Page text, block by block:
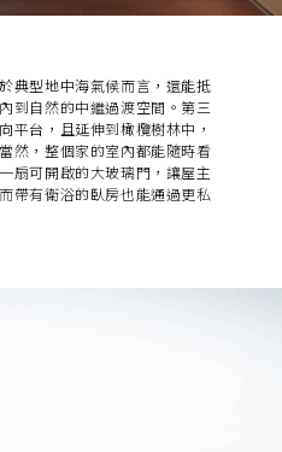
典型地中海氣候而言，還能抵
到自然的中繼過渡空間。第三
平台 ，且延伸到橄欖樹林中，
當然，整個家的室內都能隨時看
扇可開啟的大玻璃門，讓屋主
帶有衛浴的臥房也能通過更私